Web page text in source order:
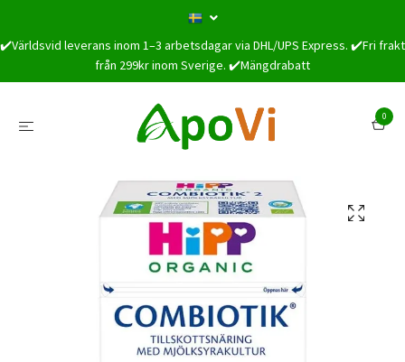
✔️Världsvid leverans inom 1–3 arbetsdagar via DHL/UPS Express. ✔️Fri frakt
från 299kr inom Sverige. ✔️Mängdrabatt
0